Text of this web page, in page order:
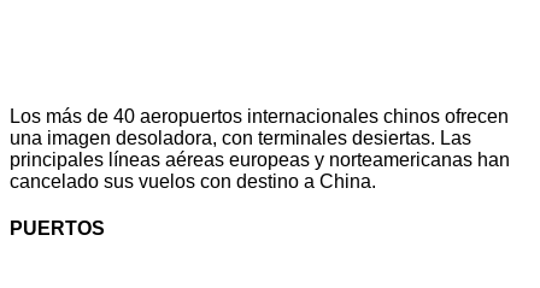
Los más de 40 aeropuertos internacionales chinos ofrecen
una imagen desoladora, con terminales desiertas. Las
principales líneas aéreas europeas y norteamericanas han
cancelado sus vuelos con destino a China.
PUERTOS